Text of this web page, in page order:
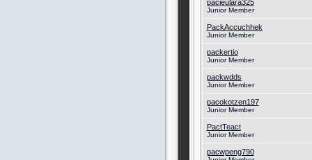
pacieulara325
Junior Member
PackAccuchhek
Junior Member
packertio
Junior Member
packwdds
Junior Member
pacokotzen197
Junior Member
PactTeact
Junior Member
pacwpeng790